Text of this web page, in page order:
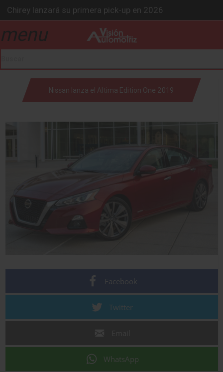
BMW Z4 Edición Final: un adiós exclusivo
Mazda Santa Project crece
Chirey lanzará su primera pick-up en 2026
menu
Nissan lanza el Altima Edition One 2019
Facebook
Twitter
WhatsApp